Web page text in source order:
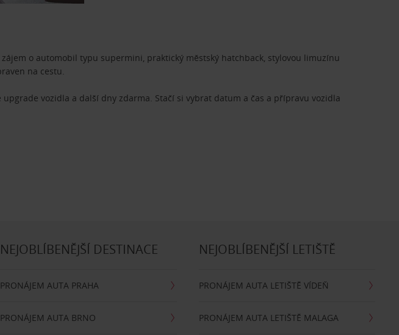
o automobil typu supermini, praktický městský hatchback, stylovou limuzínu
na cestu.
upgrade vozidla a další dny zdarma. Stačí si vybrat datum a čas a přípravu vozidla
NEJOBLÍBENĚJŠÍ DESTINACE
PRONÁJEM AUTA PRAHA
PRONÁJEM AUTA BRNO
NEJOBLÍBENĚJŠÍ LETIŠTĚ
PRONÁJEM AUTA LETIŠTĚ VÍDEŇ
PRONÁJEM AUTA LETIŠTĚ MALAGA